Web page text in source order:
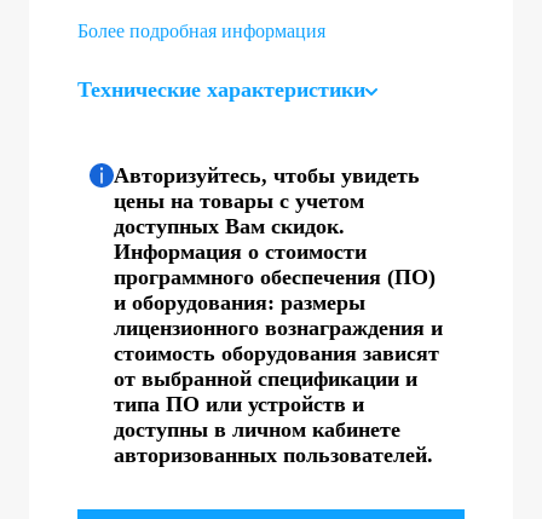
Более подробная информация
Технические характеристики
Авторизуйтесь, чтобы увидеть
цены на товары с учетом
доступных Вам скидок.
Информация о стоимости
программного обеспечения (ПО)
и оборудования: размеры
лицензионного вознаграждения и
стоимость оборудования зависят
от выбранной спецификации и
типа ПО или устройств и
доступны в личном кабинете
авторизованных пользователей.